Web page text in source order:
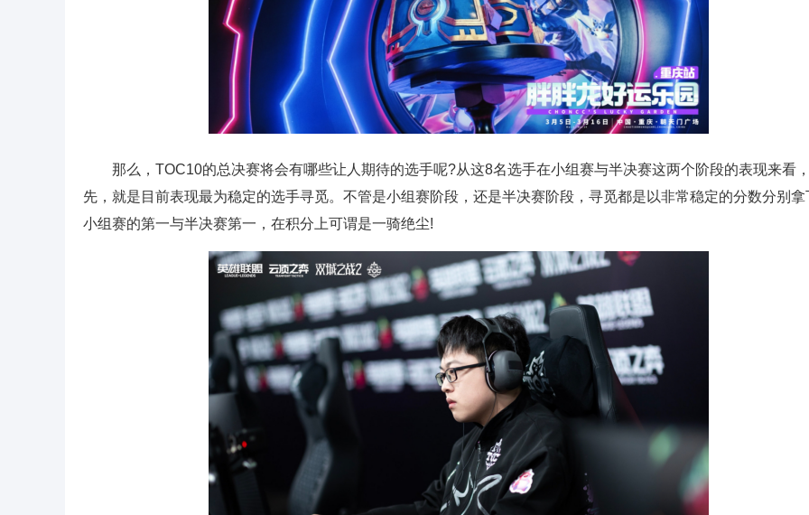
那么，TOC10的总决赛将会有哪些让人期待的选手呢?从这8名选手在小组赛与半决赛这两个阶段的表现来看
先，就是目前表现最为稳定的选手寻觅。不管是小组赛阶段，还是半决赛阶段，寻觅都是以非常稳定的分数分别拿
小组赛的第一与半决赛第一，在积分上可谓是一骑绝尘!